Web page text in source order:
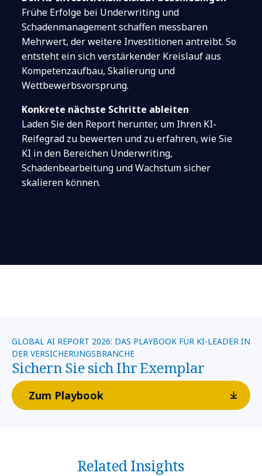
Frühe Erfolge bei Underwriting und
Schadenmanagement schaffen messbaren
Mehrwert, der weitere Investitionen antreibt. So
entsteht ein sich verstärkender Kreislauf aus
Kompetenzaufbau, Skalierung und
Wettbewerbsvorsprung.
Konkrete nächste Schritte ableiten
Laden Sie den Report herunter, um Ihren KI-
Reifegrad zu bewerten und zu erfahren, wie Sie
KI in den Bereichen Underwriting,
Schadenbearbeitung und Wachstum sicher
skalieren können.
GLOBAL AI REPORT 2026: DAS PLAYBOOK FÜR KI-LEADER IN
DER VERSICHERUNGSBRANCHE
Sichern Sie sich Ihr Exemplar
Zum Playbook
Related Insights